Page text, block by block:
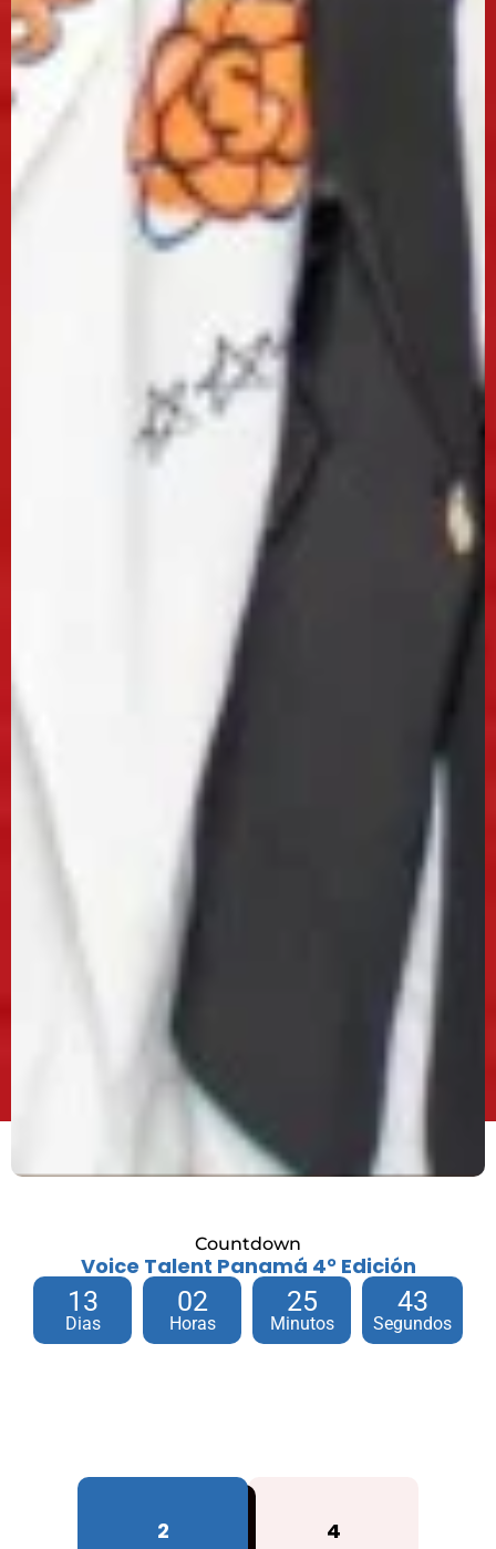
Countdown
Voice Talent Panamá 4° Edición
13
Dias
02
Horas
25
Minutos
41
Segundos
2 4